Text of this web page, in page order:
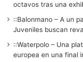
octavos tras una
::Balonmano – A un
Juveniles buscan
::Waterpolo – Una
europea en una final